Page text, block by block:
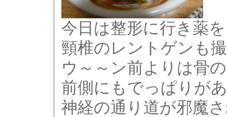
今日は整形に行き薬
頸椎のレントゲンも
ウ～～ン前よりは骨
前側にもでっぱりが
神経の通り道が邪魔